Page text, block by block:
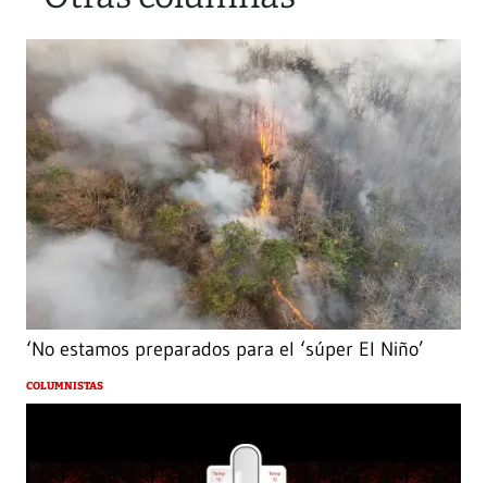
‘No estamos preparados para el ‘súper El Niño’
COLUMNISTAS